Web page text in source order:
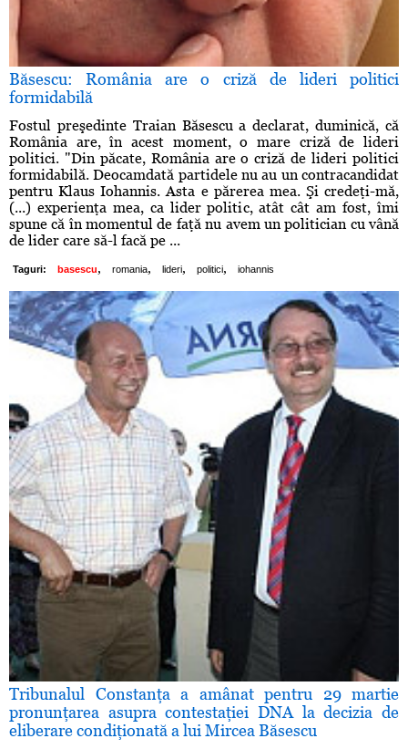
Băsescu: România are o criză de lideri politici
formidabilă
Fostul preşedinte Traian Băsescu a declarat, duminică, că
România are, în acest moment, o mare criză de lideri
politici. "Din păcate, România are o criză de lideri politici
formidabilă. Deocamdată partidele nu au un contracandidat
pentru Klaus Iohannis. Asta e părerea mea. Şi credeţi-mă,
(...) experienţa mea, ca lider politic, atât cât am fost, îmi
spune că în momentul de faţă nu avem un politician cu vână
de lider care să-l facă pe ...
Taguri: basescu, romania, lideri, politici, iohannis
Tribunalul Constanţa a amânat pentru 29 martie
pronunţarea asupra contestaţiei DNA la decizia de
eliberare condiţionată a lui Mircea Băsescu